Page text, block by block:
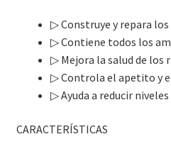
▷Construye y repara los
▷Contiene todos los
▷Mejora la salud de los
▷Controla el apetito y
▷Ayuda a reducir
CARACTERÍSTICAS